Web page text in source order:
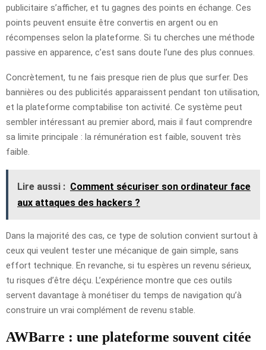
publicitaire s’afficher, et tu gagnes des points en échange. Ces
points peuvent ensuite être convertis en argent ou en
récompenses selon la plateforme. Si tu cherches une méthode
passive en apparence, c’est sans doute l’une des plus connues.
Concrètement, tu ne fais presque rien de plus que surfer. Des
bannières ou des publicités apparaissent pendant ton utilisation,
et la plateforme comptabilise ton activité. Ce système peut
sembler intéressant au premier abord, mais il faut comprendre
sa limite principale : la rémunération est faible, souvent très
faible.
Lire aussi : Comment sécuriser son ordinateur face
aux attaques des hackers ?
Dans la majorité des cas, ce type de solution convient surtout à
ceux qui veulent tester une mécanique de gain simple, sans
effort technique. En revanche, si tu espères un revenu sérieux,
tu risques d’être déçu. L’expérience montre que ces outils
servent davantage à monétiser du temps de navigation qu’à
construire un vrai complément de revenu stable.
AWBarre : une plateforme souvent citée